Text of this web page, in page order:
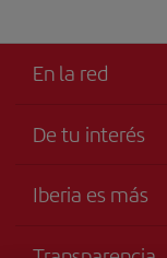
En la red
De tu interés
Accesibilidad
Iberia es más